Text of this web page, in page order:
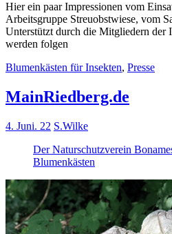
Hier ein paar Impressionen vom
Arbeitsgruppe Streuobstwiese, vom
Unterstützt durch die Mitgliedern der
werden folgen
Blumenkästen für Insekten, Presse
MainRiedberg.de
4. Juni. 22 S.Wilke
Der Naturschutzverein
Blumenkästen